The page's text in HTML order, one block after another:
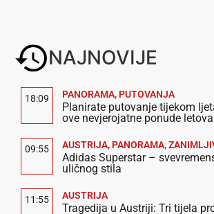
NAJNOVIJE
18:09 PANORAMA, PUTOVANJA
Planirate putovanje tijekom
ove nevjerojatne ponude
09:55 AUSTRIJA, PANORAMA,
Adidas Superstar –
uličnog stila
11:55 AUSTRIJA
Tragedija u Austriji: Tri tijela